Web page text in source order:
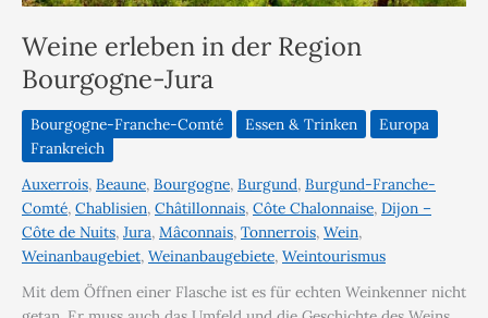
Weine erleben in der Region
Bourgogne-Jura
Bourgogne-Franche-Comté Essen & Trinken
Europa
Frankreich
Auxerrois, Beaune, Bourgogne, Burgund, Burgund-Franche-
Comté, Chablisien, Châtillonnais, Côte Chalonnaise, Dijon –
Côte de Nuits, Jura, Mâconnais, Tonnerrois, Wein,
Weinanbaugebiet, Weinanbaugebiete, Weintourismus
Mit dem Öffnen einer Flasche ist es für echten Weinkenner nicht